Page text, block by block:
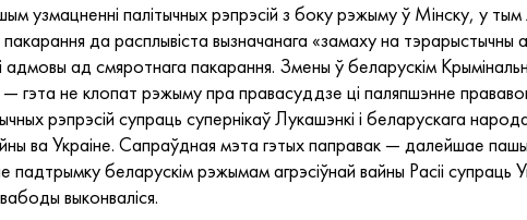
узмацненні палітычных рэпрэсій з боку рэжыму ў Мінску, у
да расплывіста вызначанага «замаху на тэрарыстычны
адмовы ад смяротнага пакарання. Змены ў беларускім
гэта не клопат рэжыму пра правасуддзе ці паляпшэнне
рэпрэсій супраць супернікаў Лукашэнкі і беларускага
ва Украіне. Сапраўдная мэта гэтых паправак — далейшае
беларускім рэжымам агрэсіўнай вайны Расіі супраць
выконваліся.